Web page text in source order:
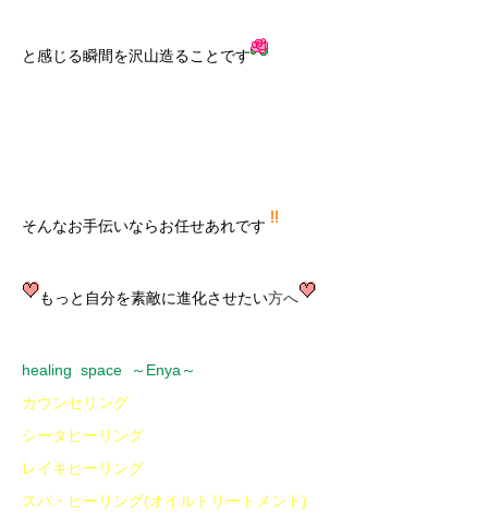
と感じる瞬間を沢山造ることです
そんなお手伝いならお任せあれです
もっと自分を素敵に進化させたい方へ
healing space ～Enya～
カウンセリング
シータヒーリング
レイキヒーリング
スパ・ヒーリング(オイルトリートメント)